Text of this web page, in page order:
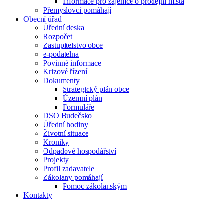
Přemyslovci pomáhají
Obecní úřad
Úřední deska
Rozpočet
Zastupitelstvo obce
e-podatelna
Povinné informace
Krizové řízení
Dokumenty
Strategický plán obce
Územní plán
Formuláře
DSO Budečsko
Úřední hodiny
Životní situace
Kroniky
Odpadové hospodářství
Projekty
Profil zadavatele
Zákolany pomáhají
Pomoc zákolanským
Kontakty